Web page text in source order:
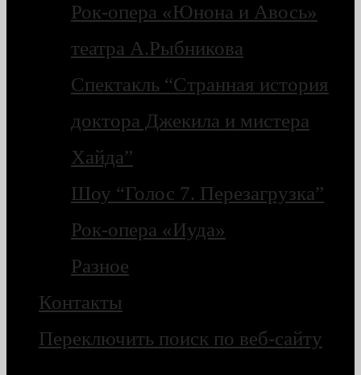
Рок-опера «Юнона и Авось»
театра А.Рыбникова
Спектакль “Странная история
доктора Джекила и мистера
Хайда”
Шоу “Голос 7. Перезагрузка”
Рок-опера «Иуда»
Разное
Контакты
Переключить поиск по веб-сайту